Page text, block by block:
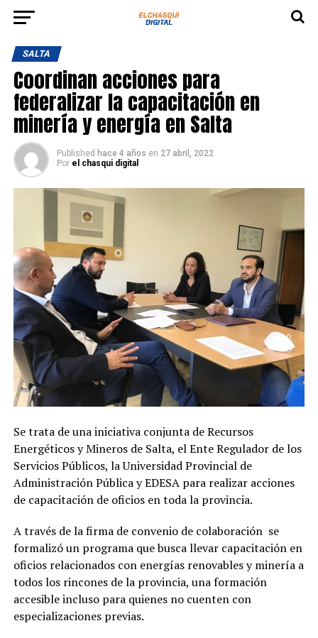
SALTA
Coordinan acciones para
federalizar la capacitación en
minería y energía en Salta
Published hace 4 años en 27 abril, 2022
Por el chasqui digital
Se trata de una iniciativa conjunta de Recursos
Energéticos y Mineros de Salta, el Ente Regulador de los
Servicios Públicos, la Universidad Provincial de
Administración Pública y EDESA para realizar acciones
de capacitación de oficios en toda la provincia.
A través de la firma de convenio de colaboración se
formalizó un programa que busca llevar capacitación en
oficios relacionados con energías renovables y minería a
todos los rincones de la provincia, una formación
accesible incluso para quienes no cuenten con
especializaciones previas.